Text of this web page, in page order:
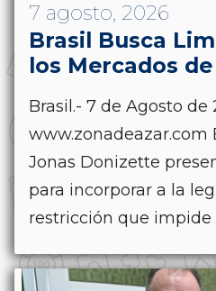
7 agosto, 2026
Brasil Busca
los Mercados
Brasil.- 7 de Agosto de
www.zonadeazar.com
Jonas Donizette
para incorporar a la
restricción que impide